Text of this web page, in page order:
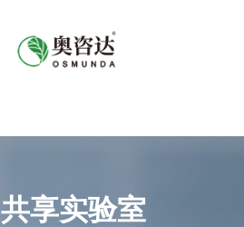
共享实验室